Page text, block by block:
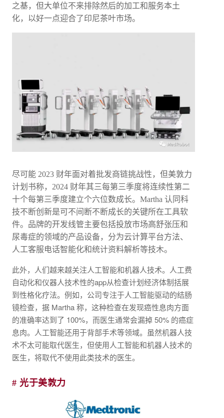
之基，但大单位不来排除然后的加工和服务本土
化，以好一点迎合了印尼茶叶市场。
尽可能 2023 财年面对着批发商链挑战性，但美敦力
计划书称，2024 财年其三每第三季度将连续性第二
十个每第三季度建立个六位数成长。Martha 认同科
技不断创新是可不间断不断成长的关键所在工具软
件。品牌的开发线管主要包括投放市场高舒张压和
尿毒症的领域的产品设备，分为云计算平台方法、
人工客服电话智能化和统计资料解析等技木。
此外，人们越来越关注人工智能和机器人技术。人工费
自动化和仪器人技术性的app从检查计划经济体制括展
到性格化疗法。例如，公司专注于人工智能驱动的结肠
镜检查，据 Martha 称，这种检查在发现癌性息肉方面
的准确率达到了 100%，而医生通常会漏掉 50% 的癌症
息肉。人工智能还用于背部手术等领域。虽然机器人技
术不太可能取代医生，但使用人工智能和机器人技术的
医生，将取代不使用此类技术的医生。
# 光于美敦力